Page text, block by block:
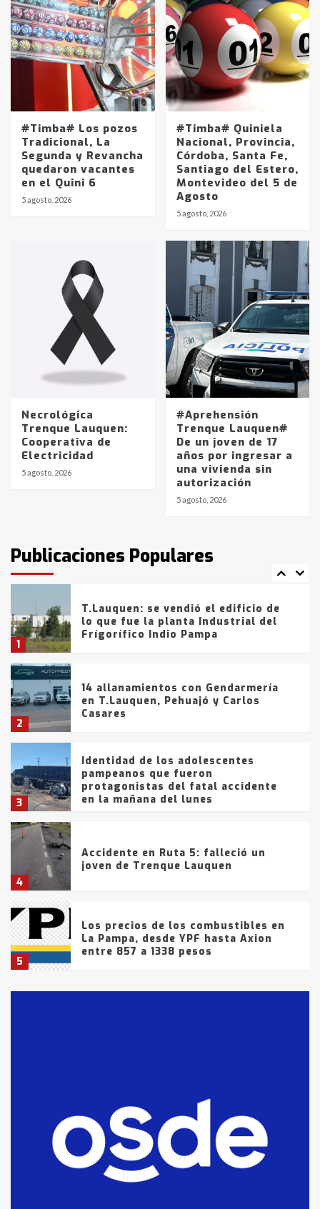
#Timba# Los pozos
Tradicional, La
Segunda y Revancha
quedaron vacantes
en el Quini 6
5 agosto, 2026
#Timba# Quiniela
Nacional, Provincia,
Córdoba, Santa Fe,
Santiago del Estero,
Montevideo del 5 de
Agosto
5 agosto, 2026
Necrológica
Trenque Lauquen:
Cooperativa de
Electricidad
5 agosto, 2026
#Aprehensión
Trenque Lauquen#
De un joven de 17
años por ingresar a
una vivienda sin
autorización
5 agosto, 2026
Publicaciones Populares
Identidad de los adolescentes
pampeanos que fueron
en la mañana del lunes
Accidente en Ruta 5: falleció un
joven de Trenque Lauquen
Los precios de los combustibles en
La Pampa, desde YPF hasta Axion
entre 857 a 1338 pesos
La Bolsa de Cereales de Bahía
Blanca anticipa que Agosto vendrá
con lluvias y heladas, en gran parte
fueron detenidos por
comercialización de drogas en la
tarde del sábado
1
T.Lauquen: se vendió el edificio de
lo que fue la planta Industrial del
Frígorífico Indio Pampa
2
14 allanamientos con Gendarmería
en T.Lauquen, Pehuajó y Carlos
Casares
3
Identidad de los adolescentes
pampeanos que fueron
protagonistas del fatal accidente
en la mañana del lunes
4
Accidente en Ruta 5: falleció un
joven de Trenque Lauquen
5
Los precios de los combustibles en
La Pampa, desde YPF hasta Axion
entre 857 a 1338 pesos
fueron detenidos por
comercialización de drogas en la
tarde del sábado
T.Lauquen: se vendió el edificio de
lo que fue la planta Industrial del